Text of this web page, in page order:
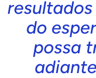
do
possa